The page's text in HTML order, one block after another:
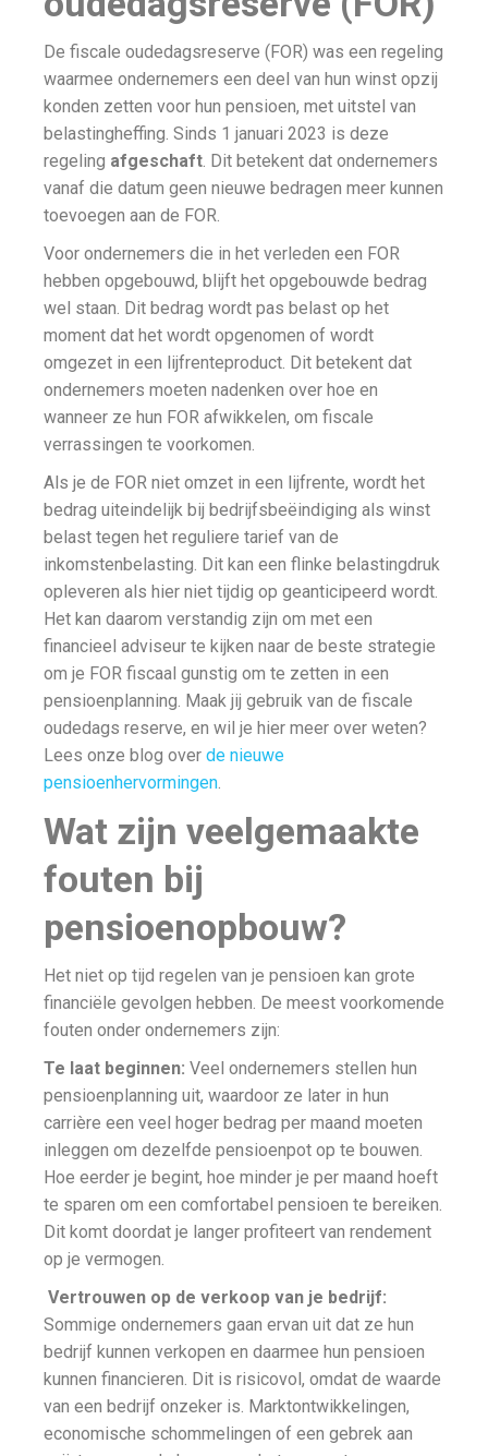
De fiscale oudedagsreserve (FOR) was een regeling
waarmee ondernemers een deel van hun winst opzij
konden zetten voor hun pensioen, met uitstel van
belastingheffing. Sinds 1 januari 2023 is deze
regeling afgeschaft. Dit betekent dat ondernemers
vanaf die datum geen nieuwe bedragen meer kunnen
toevoegen aan de FOR.
Voor ondernemers die in het verleden een FOR
hebben opgebouwd, blijft het opgebouwde bedrag
wel staan. Dit bedrag wordt pas belast op het
moment dat het wordt opgenomen of wordt
omgezet in een lijfrenteproduct. Dit betekent dat
ondernemers moeten nadenken over hoe en
wanneer ze hun FOR afwikkelen, om fiscale
verrassingen te voorkomen.
Als je de FOR niet omzet in een lijfrente, wordt het
bedrag uiteindelijk bij bedrijfsbeëindiging als winst
belast tegen het reguliere tarief van de
inkomstenbelasting. Dit kan een flinke belastingdruk
opleveren als hier niet tijdig op geanticipeerd wordt.
Het kan daarom verstandig zijn om met een
financieel adviseur te kijken naar de beste strategie
om je FOR fiscaal gunstig om te zetten in een
pensioenplanning. Maak jij gebruik van de fiscale
oudedags reserve, en wil je hier meer over weten?
Lees onze blog over de nieuwe
pensioenhervormingen.
Wat zijn veelgemaakte
fouten bij
pensioenopbouw?
Het niet op tijd regelen van je pensioen kan grote
financiële gevolgen hebben. De meest voorkomende
fouten onder ondernemers zijn:
Te laat beginnen: Veel ondernemers stellen hun
pensioenplanning uit, waardoor ze later in hun
carrière een veel hoger bedrag per maand moeten
inleggen om dezelfde pensioenpot op te bouwen.
Hoe eerder je begint, hoe minder je per maand hoeft
te sparen om een comfortabel pensioen te bereiken.
Dit komt doordat je langer profiteert van rendement
op je vermogen.
Vertrouwen op de verkoop van je bedrijf:
Sommige ondernemers gaan ervan uit dat ze hun
bedrijf kunnen verkopen en daarmee hun pensioen
kunnen financieren. Dit is risicovol, omdat de waarde
van een bedrijf onzeker is. Marktontwikkelingen,
economische schommelingen of een gebrek aan